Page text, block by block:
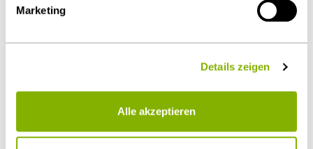
Marketing
Details zeigen
Alle akzeptieren
Ansprechpartner